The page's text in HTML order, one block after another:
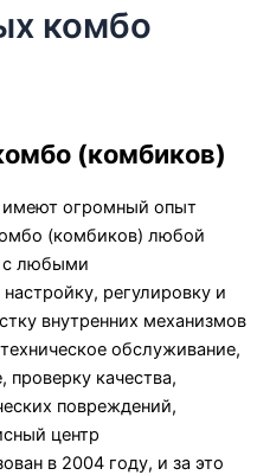
комбо
(комбиков)
огромный опыт
(комбиков) любой
с любыми
регулировку и
внутренних механизмов
обслуживание,
проверку качества,
повреждений,
центр
в 2004 году, и за это